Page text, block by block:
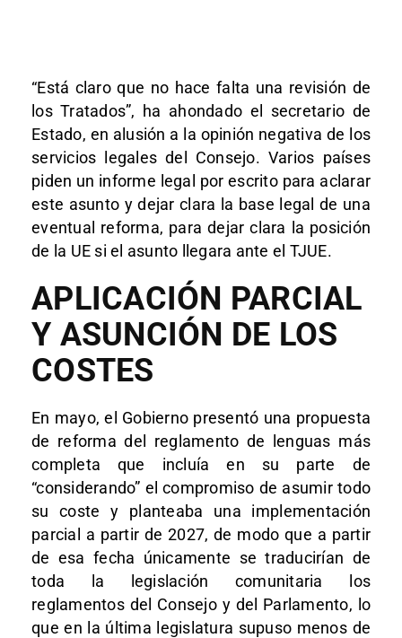
“Está claro que no hace falta una revisión de
los Tratados”, ha ahondado el secretario de
Estado, en alusión a la opinión negativa de los
servicios legales del Consejo. Varios países
piden un informe legal por escrito para aclarar
este asunto y dejar clara la base legal de una
eventual reforma, para dejar clara la posición
de la UE si el asunto llegara ante el TJUE.
APLICACIÓN PARCIAL
Y ASUNCIÓN DE LOS
COSTES
En mayo, el Gobierno presentó una propuesta
de reforma del reglamento de lenguas más
completa que incluía en su parte de
“considerando” el compromiso de asumir todo
su coste y planteaba una implementación
parcial a partir de 2027, de modo que a partir
de esa fecha únicamente se traducirían de
toda la legislación comunitaria los
reglamentos del Consejo y del Parlamento, lo
que en la última legislatura supuso menos de